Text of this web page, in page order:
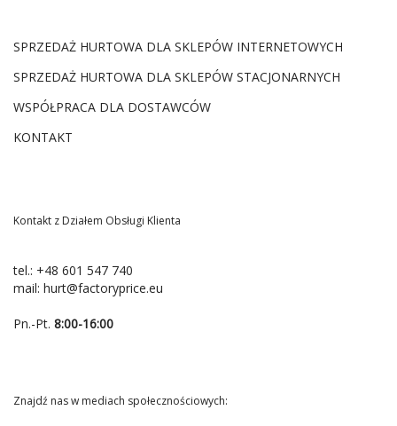
SPRZEDAŻ HURTOWA DLA SKLEPÓW INTERNETOWYCH
SPRZEDAŻ HURTOWA DLA SKLEPÓW STACJONARNYCH
WSPÓŁPRACA DLA DOSTAWCÓW
KONTAKT
Kontakt z Działem Obsługi Klienta
tel.: +48 601 547 740
mail: hurt@factoryprice.eu
Pn.-Pt. 8:00-16:00
Znajdź nas w mediach społecznościowych: